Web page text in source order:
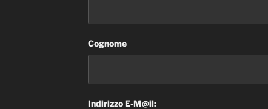
Cognome
Indirizzo E-M@il: